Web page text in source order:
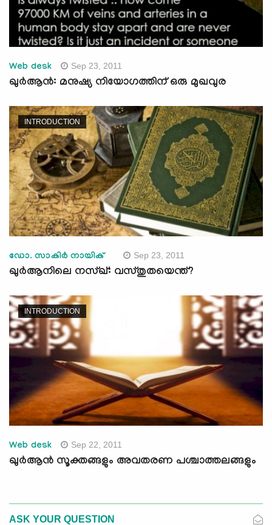
Web desk Sep 23, 2011
ഖുര്‍ആന്‍: മനുഷ്യ നിയോഗത്തിന് ഒരു മുഖവുര
INTRODUCTION
ഡോ. സാകിര്‍ നായിക് Sep 23, 2011
ഖുര്‍ആനിലെ നസ്ഖ്: വസ്തുതയെന്ത്?
INTRODUCTION
Web desk Sep 22, 2011
ഖുര്‍ആന്‍ സൂക്തങ്ങളും അവതരണ പശ്ചാത്തലങ്ങളും
ASK YOUR QUESTION